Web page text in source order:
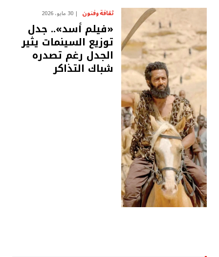
ثقافة وفنون 30 مايو، 2026
«فيلم أسد».. جدل
توزيع السينمات يثير
الجدل رغم تصدره
شباك التذاكر